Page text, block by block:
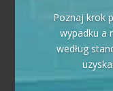
Poznaj krok
wypadku a
według